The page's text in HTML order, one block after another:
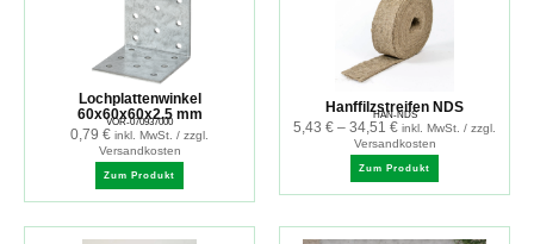
Lochplattenwinkel
60x60x60x2.5 mm
VOR-070937000
0,79 € inkl. MwSt. / zzgl.
Versandkosten
Zum Produkt
Hanffilzstreifen NDS
HAN-NDS
5,43 € – 34,51 € inkl. MwSt. / zzgl.
Versandkosten
Zum Produkt